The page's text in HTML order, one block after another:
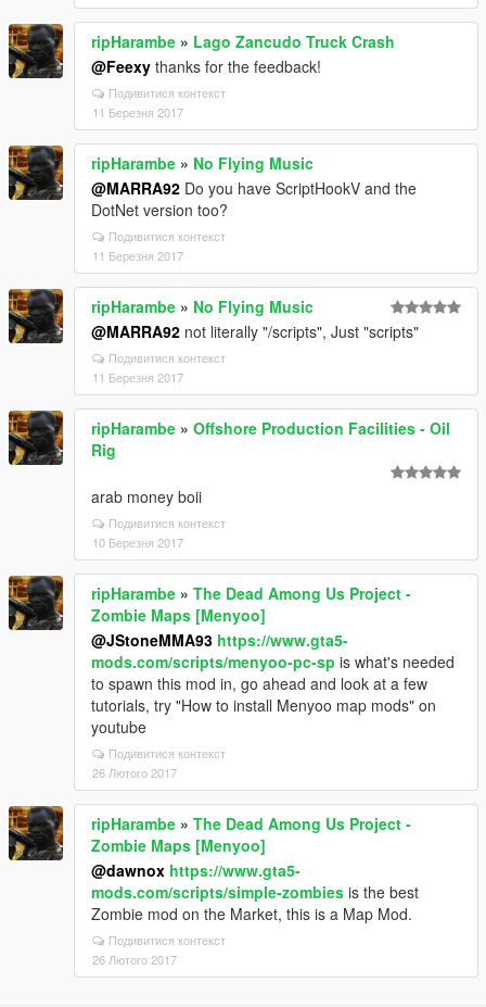
ripHarambe » Lago Zancudo Truck Crash
@Feexy thanks for the feedback!
Подивитися контекст
11 Березня 2017
ripHarambe » No Flying Music
@MARRA92 Do you have ScriptHookV and the
DotNet version too?
Подивитися контекст
11 Березня 2017
ripHarambe » No Flying Music
@MARRA92 not literally "/scripts", Just "scripts"
Подивитися контекст
11 Березня 2017
ripHarambe » Offshore Production Facilities - Oil
Rig
arab money boii
Подивитися контекст
10 Березня 2017
ripHarambe » The Dead Among Us Project -
Zombie Maps [Menyoo]
@JStoneMMA93 https://www.gta5-
mods.com/scripts/menyoo-pc-sp is what's needed
to spawn this mod in, go ahead and look at a few
tutorials, try "How to install Menyoo map mods" on
youtube
Подивитися контекст
26 Лютого 2017
ripHarambe » The Dead Among Us Project -
Zombie Maps [Menyoo]
@dawnox https://www.gta5-
mods.com/scripts/simple-zombies is the best
Zombie mod on the Market, this is a Map Mod.
Подивитися контекст
26 Лютого 2017